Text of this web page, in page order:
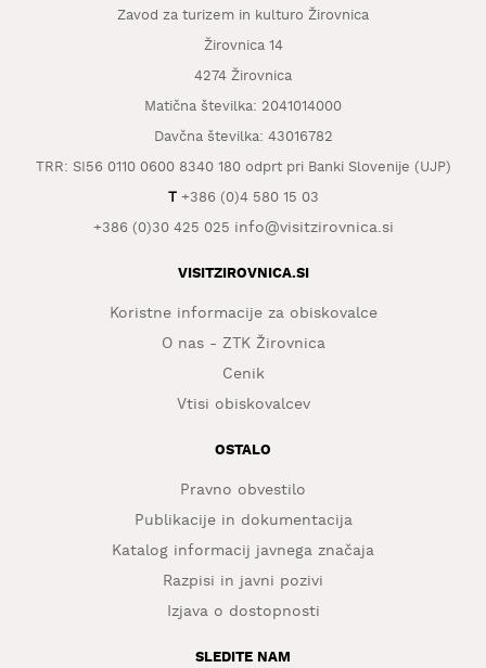
Zavod za turizem in kulturo Žirovnica
Žirovnica 14
4274 Žirovnica
Matična številka: 2041014000
Davčna številka: 43016782
TRR: SI56 0110 0600 8340 180 odprt pri Banki Slovenije (UJP)
T+386 (0)4 580 15 03
+386 (0)30 425 025 info@visitzirovnica.si
VISITZIROVNICA.SI
Koristne informacije za obiskovalce
O nas - ZTK Žirovnica
Cenik
Vtisi obiskovalcev
OSTALO
Pravno obvestilo
Publikacije in dokumentacija
Katalog informacij javnega značaja
Razpisi in javni pozivi
Izjava o dostopnosti
SLEDITE NAM